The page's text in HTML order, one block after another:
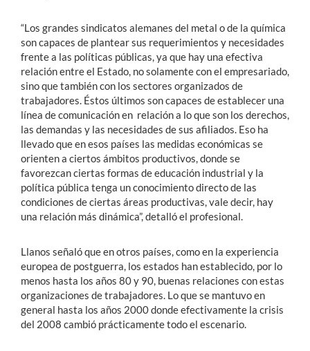
“Los grandes sindicatos alemanes del metal o de la química
son capaces de plantear sus requerimientos y necesidades
frente a las políticas públicas, ya que hay una efectiva
relación entre el Estado, no solamente con el empresariado,
sino que también con los sectores organizados de
trabajadores. Éstos últimos son capaces de establecer una
línea de comunicación en relación a lo que son los derechos,
las demandas y las necesidades de sus afiliados. Eso ha
llevado que en esos países las medidas económicas se
orienten a ciertos ámbitos productivos, donde se
favorezcan ciertas formas de educación industrial y la
política pública tenga un conocimiento directo de las
condiciones de ciertas áreas productivas, vale decir, hay
una relación más dinámica”, detalló el profesional.
Llanos señaló que en otros países, como en la experiencia
europea de postguerra, los estados han establecido, por lo
menos hasta los años 80 y 90, buenas relaciones con estas
organizaciones de trabajadores. Lo que se mantuvo en
general hasta los años 2000 donde efectivamente la crisis
del 2008 cambió prácticamente todo el escenario.